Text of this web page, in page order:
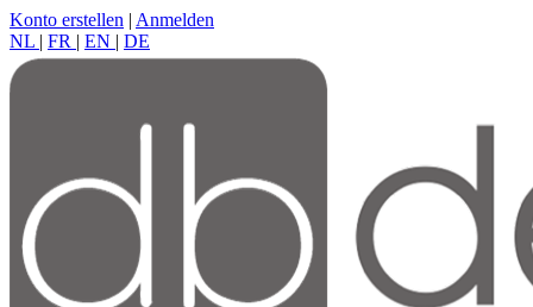
Konto erstellen | Anmelden
NL | FR | EN | DE